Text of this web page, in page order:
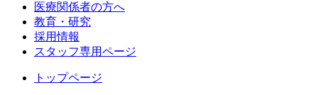
医療関係者の方へ
教育・研究
採用情報
スタッフ専用ページ
トップページ